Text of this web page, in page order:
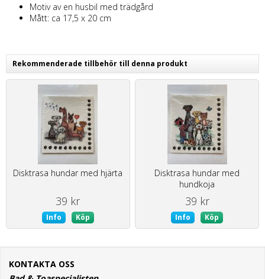
Motiv av en husbil med trädgård
Mått: ca 17,5 x 20 cm
Rekommenderade tillbehör till denna produkt
Disktrasa hundar med hjärta
39 kr
Info Köp
Disktrasa hundar med
hundkoja
39 kr
Info Köp
KONTAKTA OSS